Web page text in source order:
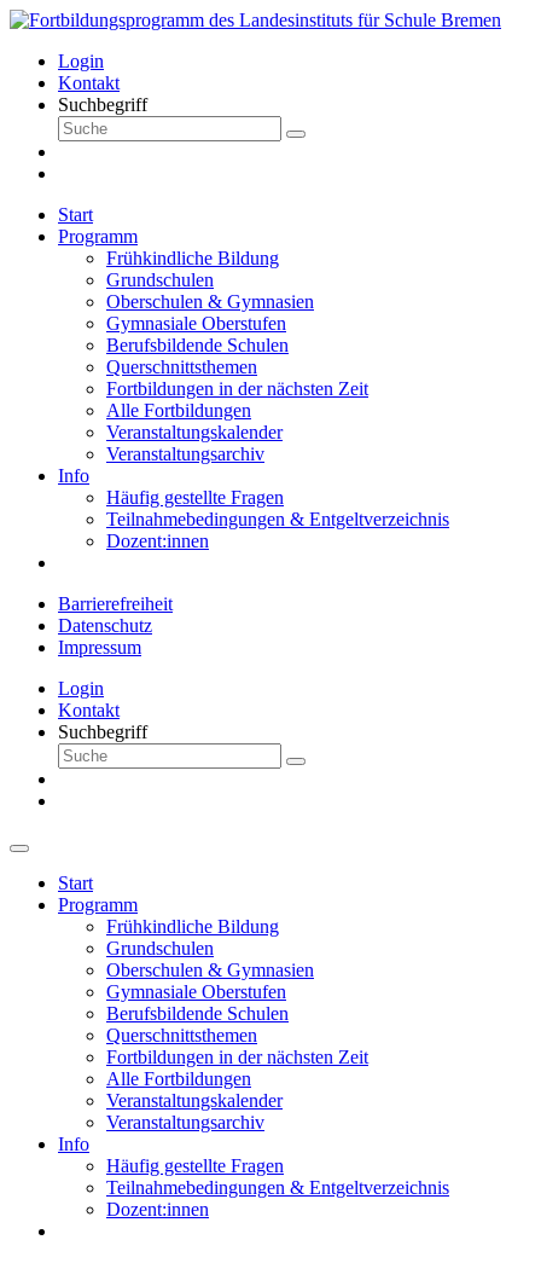
Login
Kontakt
Suchbegriff
Start
Programm
Frühkindliche Bildung
Grundschulen
Oberschulen & Gymnasien
Gymnasiale Oberstufen
Berufsbildende Schulen
Querschnittsthemen
Fortbildungen in der nächsten Zeit
Alle Fortbildungen
Veranstaltungskalender
Veranstaltungsarchiv
Info
Häufig gestellte Fragen
Teilnahmebedingungen & Entgeltverzeichnis
Dozent:innen
Barrierefreiheit
Datenschutz
Impressum
Login
Kontakt
Suchbegriff
Start
Programm
Frühkindliche Bildung
Grundschulen
Oberschulen & Gymnasien
Gymnasiale Oberstufen
Berufsbildende Schulen
Querschnittsthemen
Fortbildungen in der nächsten Zeit
Alle Fortbildungen
Veranstaltungskalender
Veranstaltungsarchiv
Info
Häufig gestellte Fragen
Teilnahmebedingungen & Entgeltverzeichnis
Dozent:innen